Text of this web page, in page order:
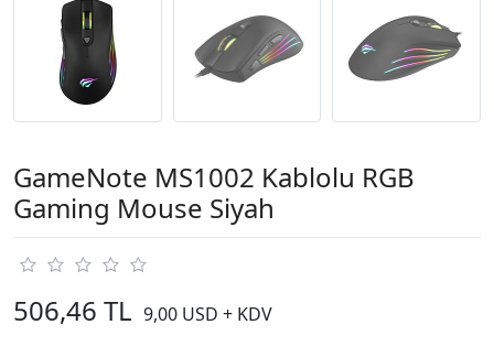
GameNote MS1002 Kablolu RGB
Gaming Mouse Siyah
506,46 TL 9,00 USD + KDV